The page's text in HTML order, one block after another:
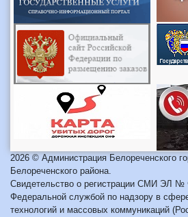
2026 © Администрация Белореченского
Белореченского района.
Свидетельство о регистрации СМИ ЭЛ №
Федеральной службой по надзору в
технологий и массовых коммуникаций